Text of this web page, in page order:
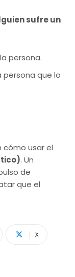
sufre un
persona.
que lo
cómo usar el
. Un
de
que el
X